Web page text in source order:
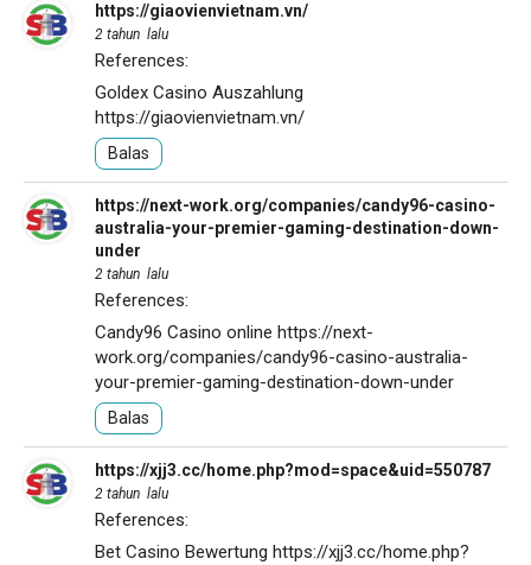
https://giaovienvietnam.vn/
2 tahun lalu
References:
Goldex Casino Auszahlung
https://giaovienvietnam.vn/
Balas
https://next-work.org/companies/candy96-casino-
australia-your-premier-gaming-destination-down-
under
2 tahun lalu
References:
Candy96 Casino online https://next-
work.org/companies/candy96-casino-australia-
your-premier-gaming-destination-down-under
Balas
https://xjj3.cc/home.php?mod=space&uid=550787
2 tahun lalu
References:
Bet Casino Bewertung https://xjj3.cc/home.php?